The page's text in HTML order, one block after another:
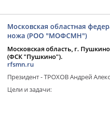
Московская областная
ножа (РОО "МОФСМН")
Московская область, г.
(ФСК "Пушкино").
rfsmn.ru
Президент - ТРОХОВ Андрей
Цели и задачи: